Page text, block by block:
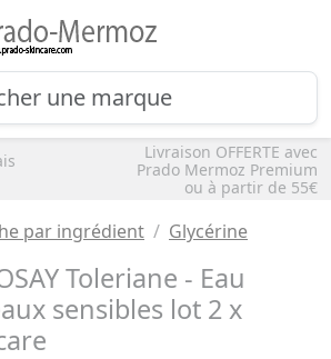
Livraison OFFERTE avec
Prado Mermoz Premium
ou à partir de 55€
par ingrédient Glycérine
Toleriane - Eau
sensibles lot 2 x